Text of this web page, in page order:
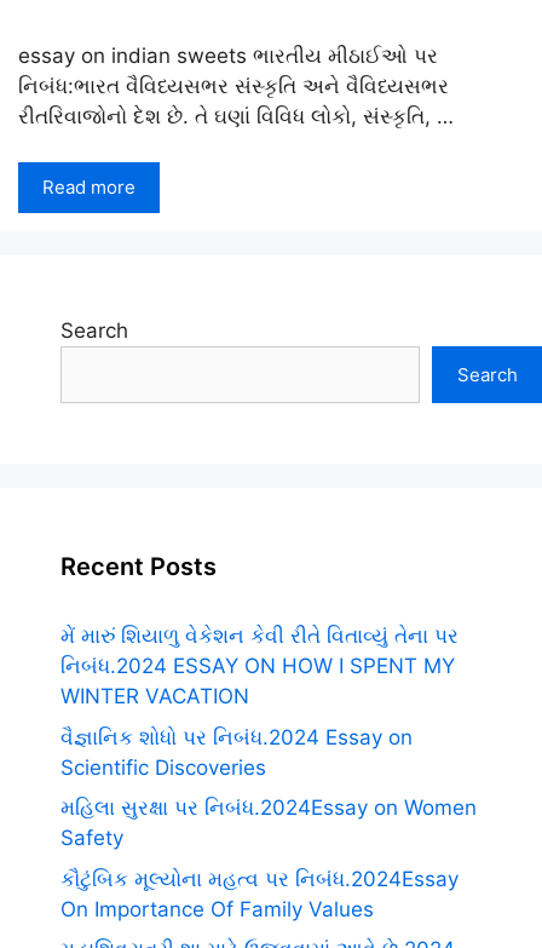
essay on indian sweets ભારતીય મીઠાઈઓ પર
નિબંધ:ભારત વૈવિધ્યસભર સંસ્કૃતિ અને વૈવિધ્યસભર
રીતરિવાજોનો દેશ છે. તે ઘણાં વિવિધ લોકો, સંસ્કૃતિ, …
Read more
Search
Search
Recent Posts
મેં મારું શિયાળુ વેકેશન કેવી રીતે વિતાવ્યું તેના પર
નિબંધ.2024 ESSAY ON HOW I SPENT MY
WINTER VACATION
વૈજ્ઞાનિક શોધો પર નિબંધ.2024 Essay on
Scientific Discoveries
મહિલા સુરક્ષા પર નિબંધ.2024Essay on Women
Safety
કૌટુંબિક મૂલ્યોના મહત્વ પર નિબંધ.2024Essay
On Importance Of Family Values